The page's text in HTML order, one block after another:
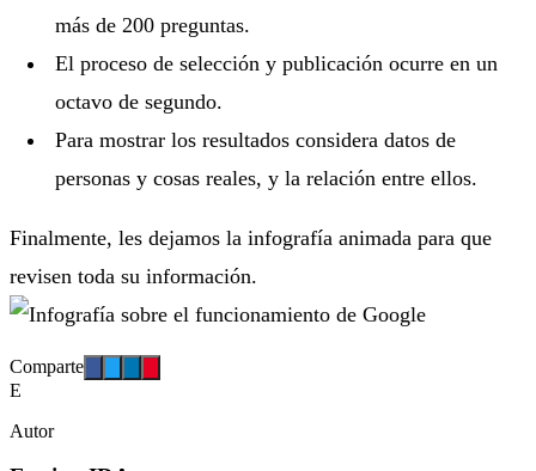
más de 200 preguntas.
El proceso de selección y publicación ocurre en un
octavo de segundo.
Para mostrar los resultados considera datos de
personas y cosas reales, y la relación entre ellos.
Finalmente, les dejamos la infografía animada para que
revisen toda su información.
Comparte
E
Autor